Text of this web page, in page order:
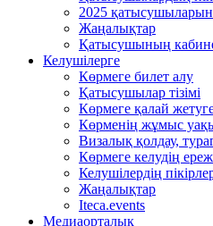
2025
Жаңалықтар
Қатысушының
Келушілерге
Көрмеге билет алу
Қатысушылар тізімі
Көрмеге қалай
Көрменің жұмыс
Визалық қолдау,
Көрмеге келудің
Келушілердің
Жаңалықтар
Iteca.events
Медиаорталық